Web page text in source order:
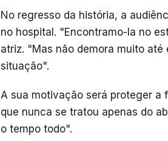
No regresso da história, a
no hospital. "Encontramo-la no
atriz. "Mas não demora muito
situação".
A sua motivação será proteger a
que nunca se tratou apenas do
o tempo todo".